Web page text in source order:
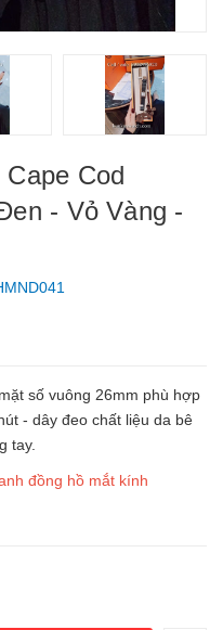
Cod
- Vỏ Vàng -
số vuông 26mm phù hợp
- dây đeo chất liệu da bê
tay.
đồng hồ mắt kính